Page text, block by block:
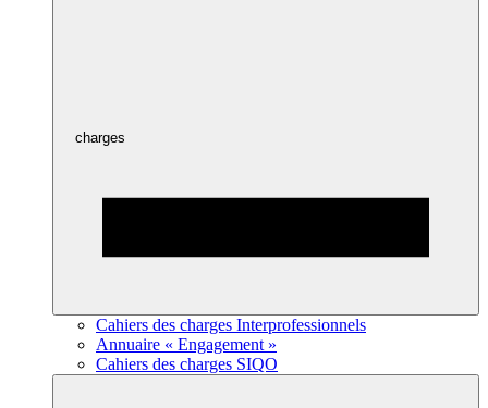
charges
Cahiers des charges Interprofessionnels
Annuaire « Engagement »
Cahiers des charges SIQO